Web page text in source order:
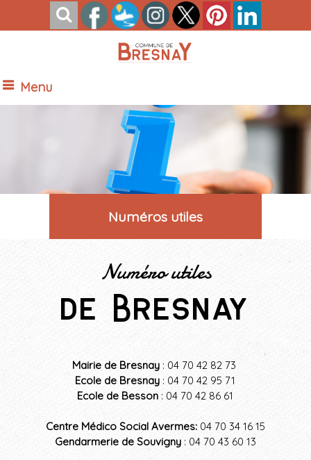
Menu
Numéros utiles
Numéro utiles
de Bresnay
Mairie de Bresnay : 04 70 42 82 73
Ecole de Bresnay : 04 70 42 95 71
Ecole de Besson : 04 70 42 86 61
Centre Médico Social Avermes:04 70 34 16 15
Gendarmerie de Souvigny: 04 70 43 60 13